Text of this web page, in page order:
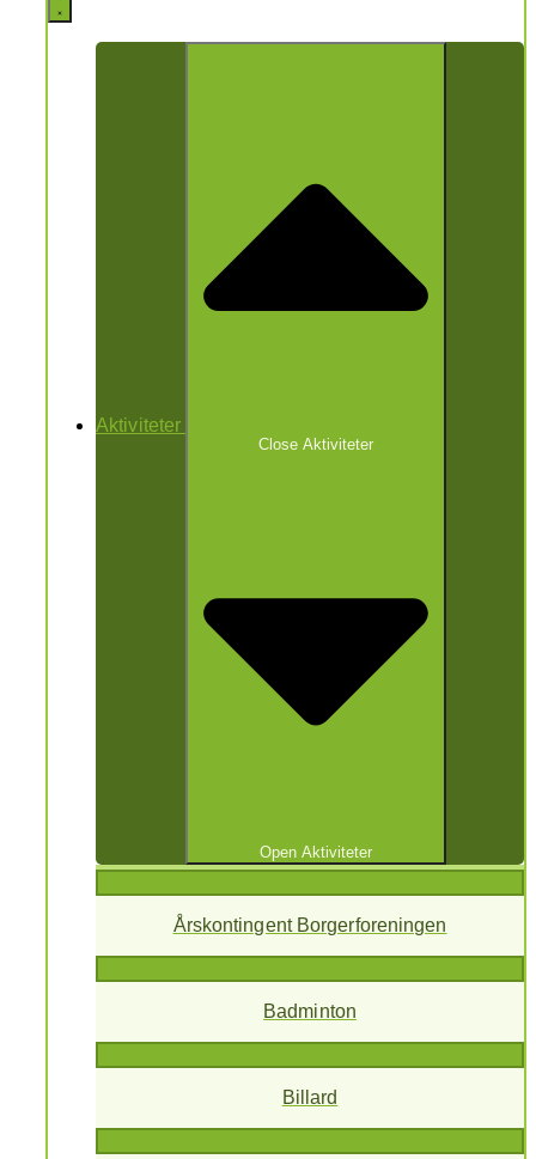
Aktiviteter
Close Aktiviteter
Open Aktiviteter
Årskontingent Borgerforeningen
Badminton
Billard